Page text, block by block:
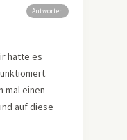
Antworten
hatte es
mal einen
auf diese